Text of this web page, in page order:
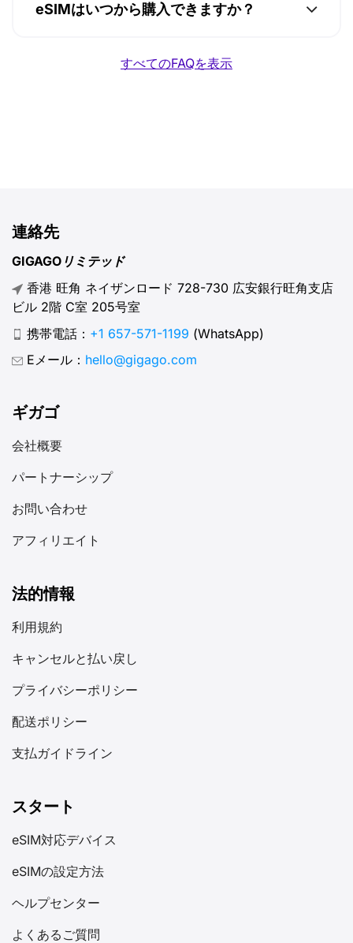
eSIMはいつから購入できますか？
すべてのFAQを表示
連絡先
GIGAGOリミテッド
香港 旺角 ネイザンロード 728-730 広安銀行旺角支店
ビル 2階 C室 205号室
携帯電話： +1 657-571-1199 (WhatsApp)
Eメール： hello@gigago.com
ギガゴ
会社概要
パートナーシップ
お問い合わせ
アフィリエイト
法的情報
利用規約
キャンセルと払い戻し
プライバシーポリシー
配送ポリシー
支払ガイドライン
スタート
eSIM対応デバイス
eSIMの設定方法
ヘルプセンター
よくあるご質問